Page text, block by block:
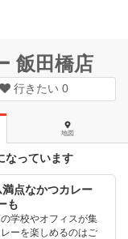
飯田橋店
行きたい 0
地図
なっています
点なかつカレー
も
学校やオフィスが集
ーを楽しめるのはご